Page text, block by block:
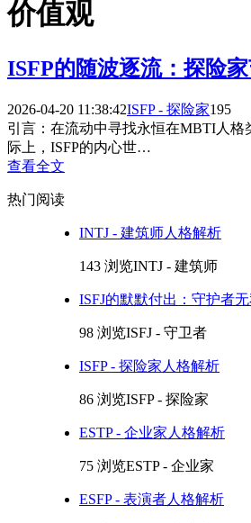
价值观
ISFP的随波逐流：探险
2026-04-20 11:38:42ISFP - 探险家195
引言：在流动中寻找永恒在MBTI人格
际上，ISFP的内心世…
查看全文
热门阅读
INTJ - 建筑师人格解析
143 浏览INTJ - 建筑师
ISFJ的默默付出：守护者
98 浏览ISFJ - 守卫者
ISFP - 探险家人格解析
86 浏览ISFP - 探险家
ESTP - 企业家人格解析
75 浏览ESTP - 企业家
ESFP - 表演者人格解析